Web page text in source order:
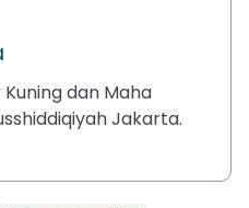
dan Maha
Jakarta.